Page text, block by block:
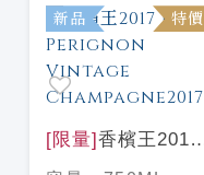
新品 特價
[限量] 香檳王2017
Dom Perignon